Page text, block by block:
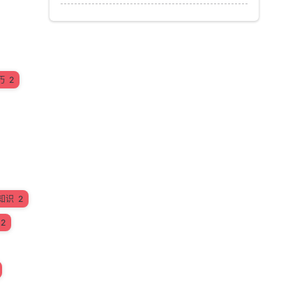
2
识 2
2